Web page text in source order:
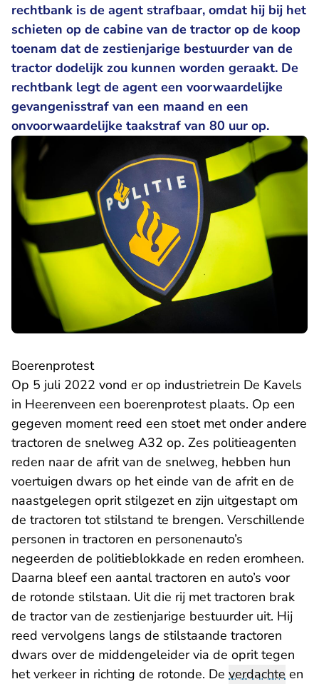
rechtbank is de agent strafbaar, omdat hij bij het
schieten op de cabine van de tractor op de koop
toenam dat de zestienjarige bestuurder van de
tractor dodelijk zou kunnen worden geraakt. De
rechtbank legt de agent een voorwaardelijke
gevangenisstraf van een maand en een
onvoorwaardelijke taakstraf van 80 uur op.
Boerenprotest
Op 5 juli 2022 vond er op industrietrein De Kavels
in Heerenveen een boerenprotest plaats. Op een
gegeven moment reed een stoet met onder andere
tractoren de snelweg A32 op. Zes politieagenten
reden naar de afrit van de snelweg, hebben hun
voertuigen dwars op het einde van de afrit en de
naastgelegen oprit stilgezet en zijn uitgestapt om
de tractoren tot stilstand te brengen. Verschillende
personen in tractoren en personenauto’s
negeerden de politieblokkade en reden eromheen.
Daarna bleef een aantal tractoren en auto’s voor
de rotonde stilstaan. Uit die rij met tractoren brak
de tractor van de zestienjarige bestuurder uit. Hij
reed vervolgens langs de stilstaande tractoren
dwars over de middengeleider via de oprit tegen
het verkeer in richting de rotonde. De verdachte en